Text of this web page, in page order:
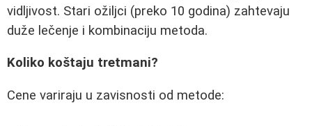
vidljivost. Stari ožiljci (preko 10 godina) zahtevaju
duže lečenje i kombinaciju metoda.
Koliko koštaju tretmani?
Cene variraju u zavisnosti od metode: